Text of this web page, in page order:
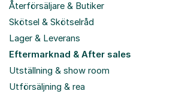
Återförsäljare & Butiker
Skötsel & Skötselråd
Lager & Leverans
Eftermarknad & After sales
Utställning & show room
Utförsäljning & rea